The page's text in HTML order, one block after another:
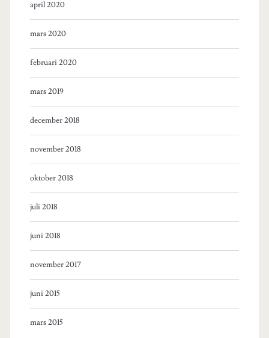
april 2020
mars 2020
februari 2020
mars 2019
december 2018
november 2018
oktober 2018
juli 2018
juni 2018
november 2017
juni 2015
mars 2015